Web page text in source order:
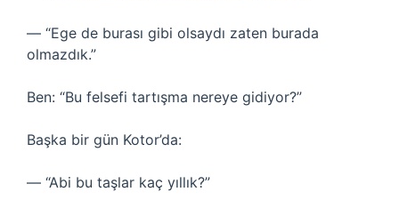
— “Ege de burası gibi olsaydı zaten burada
olmazdık.”
Ben: “Bu felsefi tartışma nereye gidiyor?”
Başka bir gün Kotor’da:
— “Abi bu taşlar kaç yıllık?”